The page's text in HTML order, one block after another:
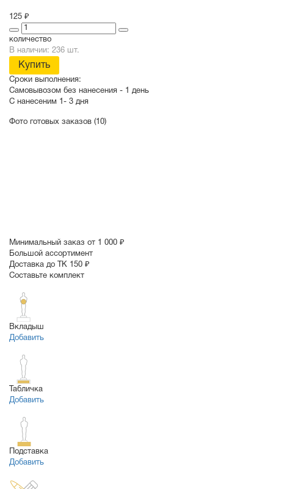
125 ₽
количество
В наличии: 236 шт.
Купить
Сроки выполнения:
Самовывозом без нанесения - 1 день
С нанесеним 1- 3 дня
Фото готовых заказов (10)
Минимальный заказ от 1 000 ₽
Большой ассортимент
Доставка до ТК 150 ₽
Составьте комплект
Вкладыш
Добавить
Табличка
Добавить
Подставка
Добавить